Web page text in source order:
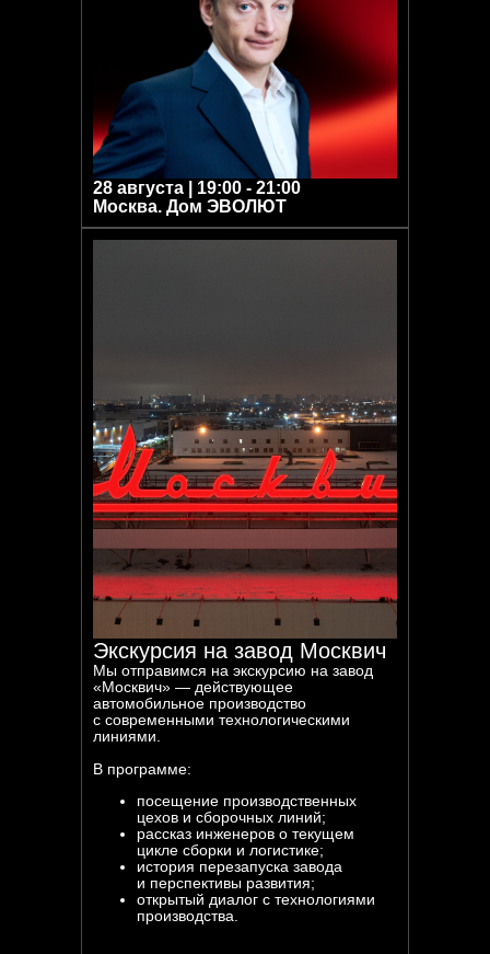
28 августа | 19:00 - 21:00
Москва. Дом ЭВОЛЮТ
Экскурсия на завод Москвич
Мы отправимся на экскурсию на завод
«Москвич» — действующее
автомобильное производство
с современными технологическими
линиями.
В программе:
посещение производственных
цехов и сборочных линий;
рассказ инженеров о текущем
цикле сборки и логистике;
история перезапуска завода
и перспективы развития;
открытый диалог с технологиями
производства.